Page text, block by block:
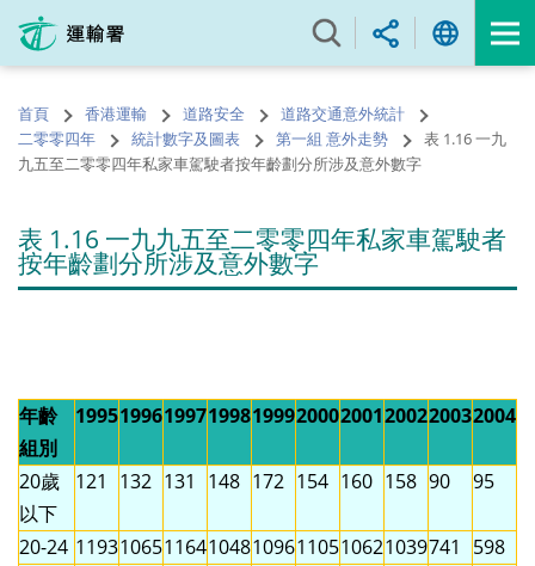
內
的
開
首頁 香港運輸 道路安全
道路交通意外統計
二零零四年
統計數字及圖表 第一組 意外走勢
表 1.16 一九
九五至二零零四年私家車駕駛者按年齡劃分所涉及意外數字
表 1.16 一九九五至二零零四年私家車駕駛者
按年齡劃分所涉及意外數字
年齡
組別
1995199619971998199920002001200220032004
20歲
以下
121 132 131 148 172 154 160 158 90 95
20-24 11931065116410481096110510621039741
598